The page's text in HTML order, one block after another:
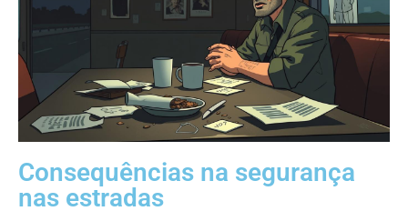
Consequências na segurança
nas estradas